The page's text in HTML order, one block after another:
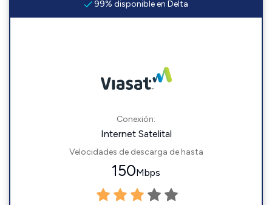
99% disponible en Delta
Conexión:
Internet Satelital
Velocidades de descarga de hasta
150Mbps